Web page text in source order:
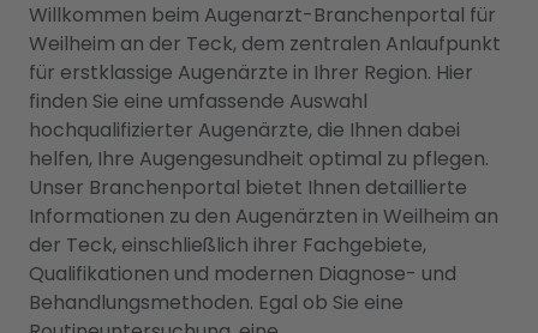
Willkommen beim Augenarzt-Branchenportal für
Weilheim an der Teck, dem zentralen Anlaufpunkt
für erstklassige Augenärzte in Ihrer Region. Hier
finden Sie eine umfassende Auswahl
hochqualifizierter Augenärzte, die Ihnen dabei
helfen, Ihre Augengesundheit optimal zu pflegen.
Unser Branchenportal bietet Ihnen detaillierte
Informationen zu den Augenärzten in Weilheim an
der Teck, einschließlich ihrer Fachgebiete,
Qualifikationen und modernen Diagnose- und
Behandlungsmethoden. Egal ob Sie eine